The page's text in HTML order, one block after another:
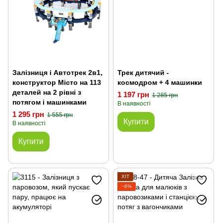
Залізниця і Автотрек 2в1,
конструктор Місто на 113
деталей на 2 рівні з
потягом і машинками
1 295 грн 1 555 грн
В наявності
Купити
Трек дитячий -
космодром + 4 машинки
1 197 грн 1 285 грн
В наявності
Купити
ХІТ
−6%